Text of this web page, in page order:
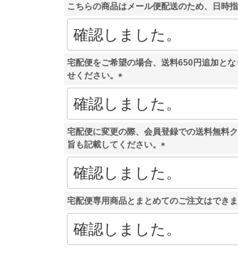
こちらの商品はメール便配送のため、日時指
宅配便をご希望の場合、送料650円追加と
せください。
(
必
)
宅配便に変更の際、会員登録での送料無料
旨も記載してください。
(
必
)
宅配便専用商品とまとめてのご注文はできま